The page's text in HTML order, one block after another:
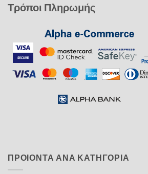
Τρόποι Πληρωμής
ΠΡΟΙΟΝΤΑ ΑΝΑ ΚΑΤΗΓΟΡΙΑ